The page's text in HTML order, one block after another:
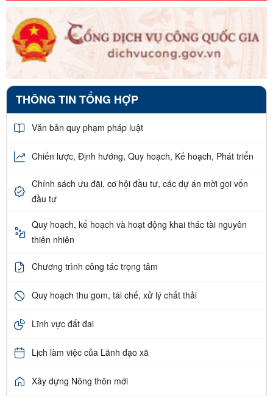
THÔNG TIN TỔNG HỢP
Văn bản quy phạm pháp luật
Chiến lược, Định hướng, Quy hoạch, Kế hoạch, Phát triển
Chính sách ưu đãi, cơ hội đầu tư, các dự án mời gọi vốn
đầu tư
Quy hoạch, kế hoạch và hoạt động khai thác tài nguyên
thiên nhiên
Chương trình công tác trọng tâm
Quy hoạch thu gom, tái chế, xử lý chất thải
Lĩnh vực đất đai
Lịch làm việc của Lãnh đạo xã
Xây dựng Nông thôn mới